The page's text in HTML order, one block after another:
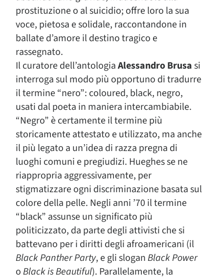
prostituzione o al suicidio; offre loro la sua
voce, pietosa e solidale, raccontandone in
ballate d’amore il destino tragico e
rassegnato.
Il curatore dell’antologiaAlessandro Brusasi
interroga sul modo più opportuno di tradurre
il termine “nero”: coloured, black, negro,
usati dal poeta in maniera intercambiabile.
“Negro” è certamente il termine più
storicamente attestato e utilizzato, ma anche
il più legato a un’idea di razza pregna di
luoghi comuni e pregiudizi. Hueghes se ne
riappropria aggressivamente, per
stigmatizzare ogni discriminazione basata sul
colore della pelle. Negli anni ’70 il termine
“black” assunse un significato più
politicizzato, da parte degli attivisti che si
battevano per i diritti degli afroamericani (il
Black Panther Party, e gli sloganBlack Power
oBlack is Beautiful). Parallelamente, la